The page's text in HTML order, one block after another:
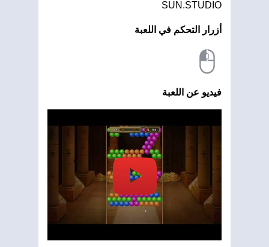
SUN.STUDIO
أزرار التحكم في اللعبة
فيديو عن اللعبة